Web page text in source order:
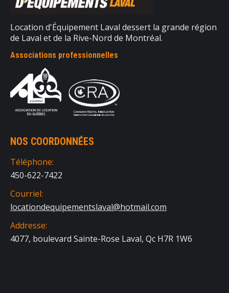
Location d'Équipement Laval dessert la grande région
de Laval et de la Rive-Nord de Montréal.
Associations professionnelles
NOS COORDONNÉES
Téléphone:
450-622-7422
Courriel:
locationdequipementslaval@hotmail.com
Addresse:
4077, boulevard Sainte-Rose Laval, Qc H7R 1W6